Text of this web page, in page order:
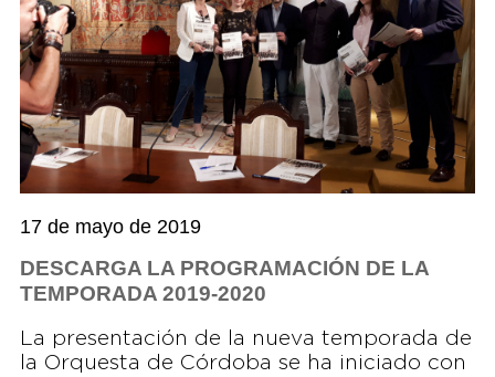
17 de mayo de 2019
DESCARGA LA PROGRAMACIÓN DE LA
TEMPORADA 2019-2020
La presentación de la nueva temporada de
la Orquesta de Córdoba se ha iniciado con